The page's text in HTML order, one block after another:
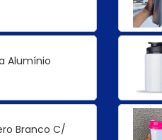
Alumínio
Branco C/